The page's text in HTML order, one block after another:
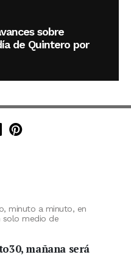
sobre
de Quintero por
X (Twitter)
en TikTok
de Minuto30 en
Minuto30 en LinkedIn
Minuto30 en
minuto a minuto, en
solo medio de
mañana será